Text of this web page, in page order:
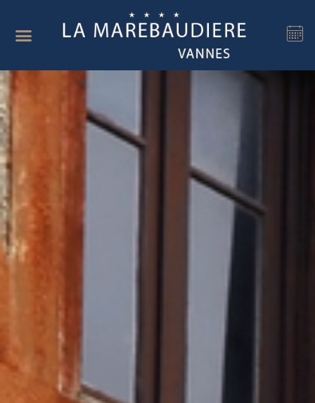
Panel de gestión de cookies